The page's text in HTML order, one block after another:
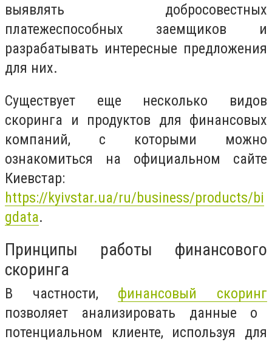
выявлять добросовестных
платежеспособных заемщиков и
разрабатывать интересные предложения
для них.
Существует еще несколько видов
скоринга и продуктов для финансовых
компаний, с которыми можно
ознакомиться на официальном сайте
Киевстар:
https://kyivstar.ua/ru/business/products/bi
gdata.
Принципы работы финансового
скоринга
В частности, финансовый скоринг
позволяет анализировать данные о
потенциальном клиенте, используя для